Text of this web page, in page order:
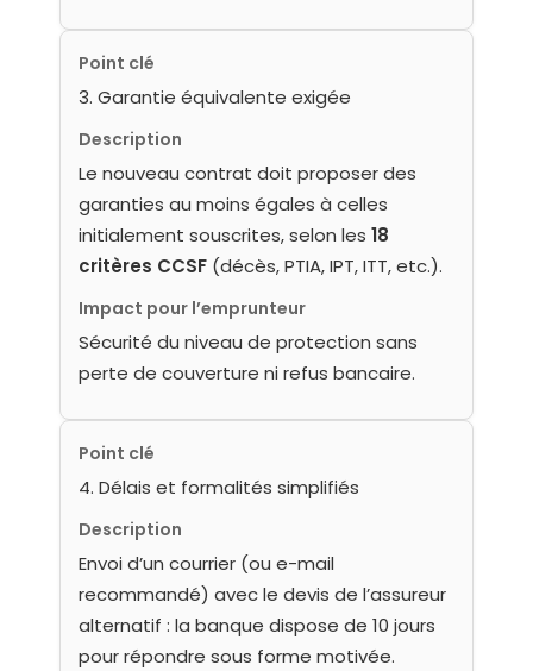
Point clé
3. Garantie équivalente exigée
Description
Le nouveau contrat doit proposer des
garanties au moins égales à celles
initialement souscrites, selon les 18
critères CCSF (décès, PTIA, IPT, ITT, etc.).
Impact pour l’emprunteur
Sécurité du niveau de protection sans
perte de couverture ni refus bancaire.
Point clé
4. Délais et formalités simplifiés
Description
Envoi d’un courrier (ou e-mail
recommandé) avec le devis de l’assureur
alternatif : la banque dispose de 10 jours
pour répondre sous forme motivée.